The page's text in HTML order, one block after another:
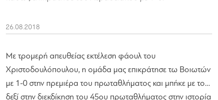
26.08.2018
Με τρομερή απευθείας εκτέλεση φάουλ του
Χριστοδουλόπουλου, η ομάδα μας επικράτησε τω Βοιωτών
με 1-0 στην πρεμιέρα του πρωταθλήματος και μπήκε με το…
δεξί στην διεκδίκηση του 45ου πρωταθλήματος στην ιστορία